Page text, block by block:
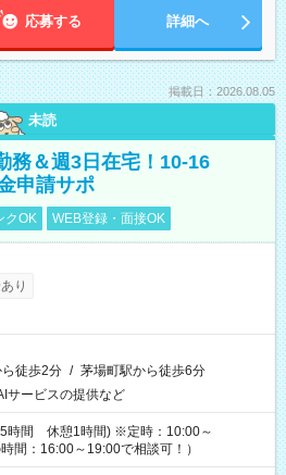
応募する 詳細へ
掲載日：2026.08.05
未読
務＆週3日在宅！10-16
申請サポ
クOK WEB登録・面接OK
り
徒歩2分 / 茅場町駅から徒歩6分
サービスの提供など
時間 休憩1時間) ※定時：10:00～
間：16:00～19:00で相談可！）